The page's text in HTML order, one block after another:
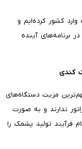
تا امروز مجموعاً ۳۱ دستگاه وارد کشور کرده‌ایم و
برنامه‌های آینده
کندی
مزیت دستگاه‌های
ندارند و به صورت
فرآیند تولید پشمک را